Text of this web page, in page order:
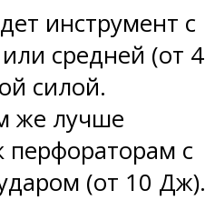
инструмент с
средней (от 4
силой.
же лучше
перфораторам с
(от 10 Дж).